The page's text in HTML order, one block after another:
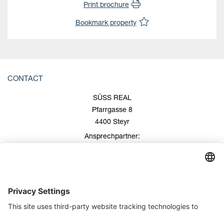
Print brochure
Bookmark property
CONTACT
SÜSS REAL
Pfarrgasse 8
4400 Steyr
Ansprechpartner: